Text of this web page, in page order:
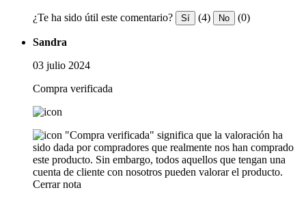
¿Te ha sido útil este comentario? Sí (4) No (0)
Sandra
03 julio 2024
Compra verificada
"Compra verificada" significa que la valoración ha
sido dada por compradores que realmente nos han comprado
este producto. Sin embargo, todos aquellos que tengan una
cuenta de cliente con nosotros pueden valorar el producto.
Cerrar nota